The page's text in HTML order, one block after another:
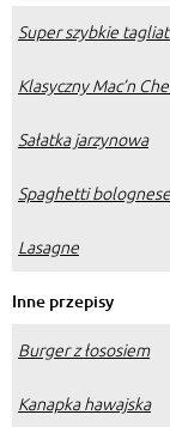
Super szybkie
Klasyczny Mac’n
Sałatka jarzynowa
Spaghetti bolognese
Lasagne
Inne przepisy
Burger z łososiem
Kanapka hawajska